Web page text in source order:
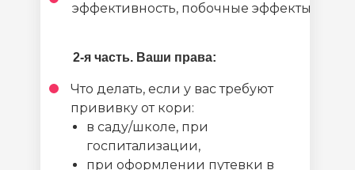
эффективность, побочные эффекты
Что делать, если у вас требуют
прививку от кори:
в саду/школе, при
госпитализации,
при оформлении путевки в
2-я часть. Ваши права: